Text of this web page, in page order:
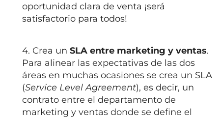
oportunidad clara de venta ¡será
satisfactorio para todos!
4. Crea un SLA entre marketing y ventas.
Para alinear las expectativas de las dos
áreas en muchas ocasiones se crea un SLA
(Service Level Agreement), es decir, un
contrato entre el departamento de
marketing y ventas donde se define el